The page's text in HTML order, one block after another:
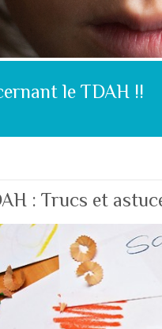
le TDAH !!
: Trucs et